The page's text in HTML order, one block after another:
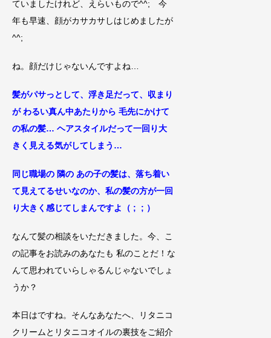
ていましたけれど、えらいもので^^; 今
年も早速、 顔がカサカサしはじめましたが
^^;
ね。顔だけじゃないんですよね…
髪がパサっとして、浮き足だって、収まり
が わるい真ん中あたりから 毛先にかけて
の私の髪… ヘアスタイルだって一回り大
きく見える気がしてしまう…
同じ職場の 隣の あの子の髪は、落ち着い
て見えてるせいなのか、私の髪の方が一回
り大きく感じてしまんですよ（ ; ; ）
なんて髪の相談をいただきました。今、こ
の記事をお読みのあなたも 私のことだ！な
んて思われていらしゃるんじゃないでしょ
うか？
本日はですね。そんなあなたへ、リタニコ
クリームとリタニコオイルの裏技をご紹介